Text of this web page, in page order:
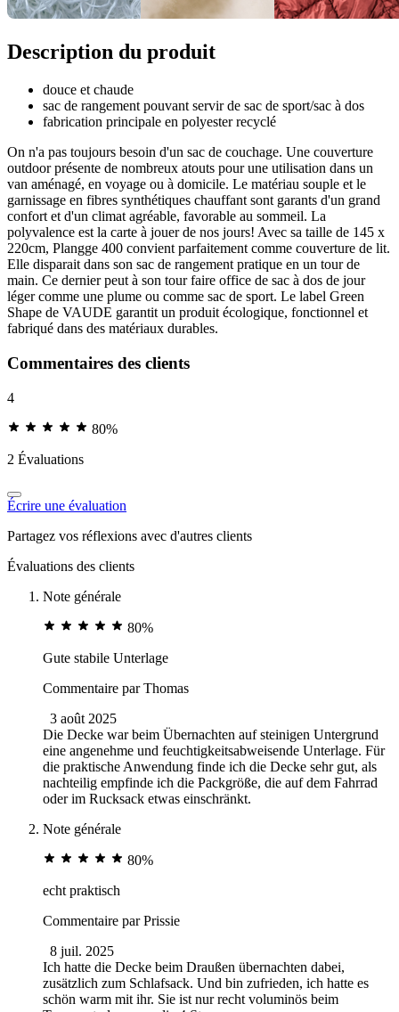
Description du produit
douce et chaude
sac de rangement pouvant servir de sac de sport/sac à dos
fabrication principale en polyester recyclé
On n'a pas toujours besoin d'un sac de couchage. Une couverture
outdoor présente de nombreux atouts pour une utilisation dans un
van aménagé, en voyage ou à domicile. Le matériau souple et le
garnissage en fibres synthétiques chauffant sont garants d'un grand
confort et d'un climat agréable, favorable au sommeil. La
polyvalence est la carte à jouer de nos jours! Avec sa taille de 145 x
220cm, Plangge 400 convient parfaitement comme couverture de lit.
Elle disparait dans son sac de rangement pratique en un tour de
main. Ce dernier peut à son tour faire office de sac à dos de jour
léger comme une plume ou comme sac de sport. Le label Green
Shape de VAUDE garantit un produit écologique, fonctionnel et
fabriqué dans des matériaux durables.
Commentaires des clients
4
80%
2 Évaluations
Écrire une évaluation
Partagez vos réflexions avec d'autres clients
Évaluations des clients
Note générale
80%
Gute stabile Unterlage
Commentaire parThomas
3 août 2025
Die Decke war beim Übernachten auf steinigen Untergrund
eine angenehme und feuchtigkeitsabweisende Unterlage. Für
die praktische Anwendung finde ich die Decke sehr gut, als
nachteilig empfinde ich die Packgröße, die auf dem Fahrrad
oder im Rucksack etwas einschränkt.
Note générale
80%
echt praktisch
Commentaire parPrissie
8 juil. 2025
Ich hatte die Decke beim Draußen übernachten dabei,
zusätzlich zum Schlafsack. Und bin zufrieden, ich hatte es
schön warm mit ihr. Sie ist nur recht voluminös beim